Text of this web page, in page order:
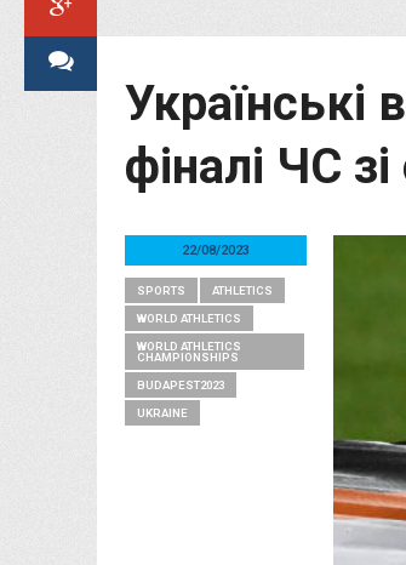
Українські
фіналі ЧС
22/08/2023
SPORTS ATHLETICS
WORLD ATHLETICS
WORLD ATHLETICS
CHAMPIONSHIPS
BUDAPEST2023
UKRAINE